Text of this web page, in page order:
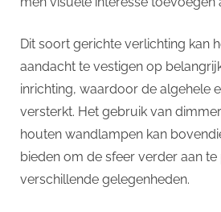
Dit soort gerichte verlichting kan
aandacht te vestigen op
inrichting, waardoor de algehele
versterkt. Het gebruik van
houten wandlampen kan
bieden om de sfeer verder aan te
verschillende gelegenheden.